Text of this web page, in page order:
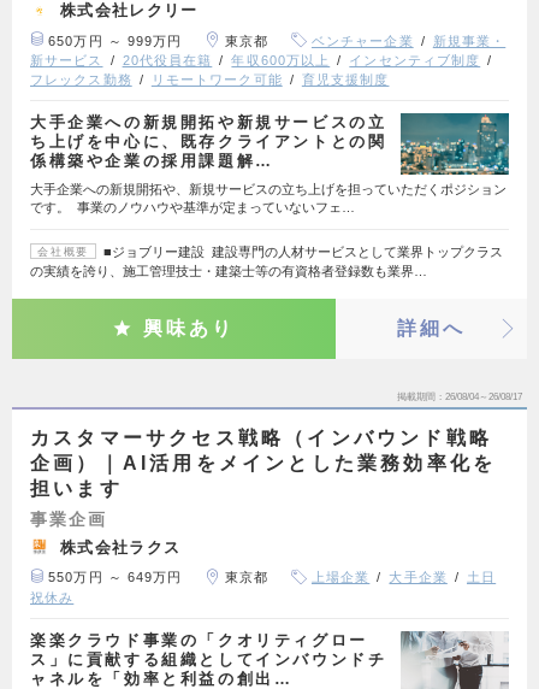
株式会社レクリー
650万円 ～ 999万円 東京都 ベンチャー企業
新規事業・
新サービス
20代役員在籍 年収600万以上
インセンティブ制度
フレックス勤務
リモートワーク可能 育児支援制度
大手企業への新規開拓や新規サービスの立
ち上げを中心に、既存クライアントとの関
係構築や企業の採用課題解…
大手企業への新規開拓や、新規サービスの立ち上げを担っていただくポジション
です。 事業のノウハウや基準が定まっていないフェ…
会社概要
■ジョブリー建設 建設専門の人材サービスとして業界トップクラス
の実績を誇り、施工管理技士・建築士等の有資格者登録数も業界…
興味あり 詳細へ
掲載期間 26/08/04～26/08/17
カスタマーサクセス戦略（インバウンド戦略
企画）｜AI活用をメインとした業務効率化を
担います
事業企画
株式会社ラクス
550万円 ～ 649万円 東京都 上場企業 大手企業
土日
祝休み
楽楽クラウド事業の「クオリティグロー
ス」に貢献する組織としてインバウンドチ
ャネルを「効率と利益の創出…